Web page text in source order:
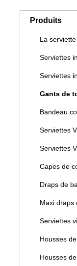
Produits
La
Serviettes
Serviettes
Gants de
Bandeau
Serviettes
Serviettes
Capes de
Draps de
Maxi draps
Serviettes
Housses
Housses